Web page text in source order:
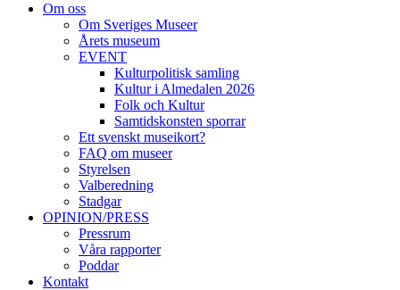
Om oss
Om Sveriges Museer
Årets museum
EVENT
Kulturpolitisk samling
Kultur i Almedalen 2026
Folk och Kultur
Samtidskonsten sporrar
Ett svenskt museikort?
FAQ om museer
Styrelsen
Valberedning
Stadgar
OPINION/PRESS
Pressrum
Våra rapporter
Poddar
Kontakt